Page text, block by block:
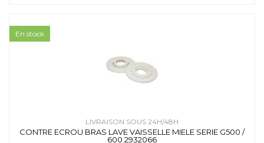
LIVRAISON SOUS 24H/48H
CONTRE ECROU BRAS LAVE VAISSELLE MIELE SERIE G500 /
600 2932066
En stock